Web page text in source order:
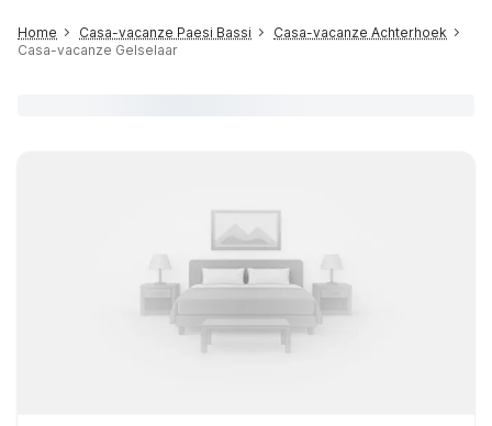
Home Casa-vacanze Paesi Bassi
Casa-vacanze Achterhoek
Casa-vacanze Gelselaar